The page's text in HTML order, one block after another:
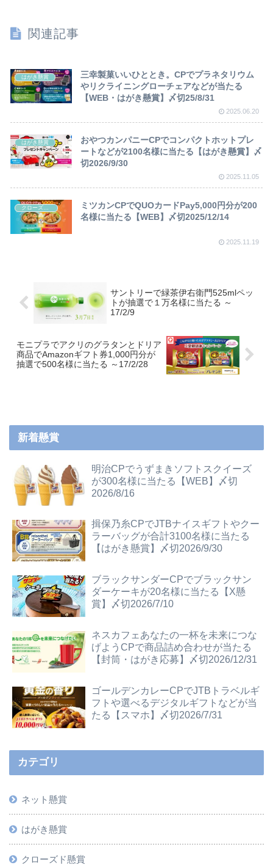
関連記事
はがき懸賞
三幸製菓いいひととき。CPでプラネタリウム
やリクライニングローチェアなどが当たる
【WEB・はがき懸賞】〆切25/8/31
2025.06.20
はがき懸賞
おやつカンパニーCPでコンパクトホットプレ
ートなどが2100名様に当たる【はがき懸賞】〆
切2026/9/30
2025.11.05
ミツカンCPでQUOカードPay5,000円分が200
名様に当たる【WEB】〆切2025/12/14
2025.11.19
サントリーで緑茶伊右衛門525mlペッ
トが抽選で１万名様に当たる ～
17/2/9
モニプラでアクリのグラタンとドリア
商品でAmazonギフト券1,000円分が
抽選で500名様に当たる ～17/2/28
新着懸賞
明治CPでうずまきソフトスクイーズ
が300名様に当たる【WEB】〆切
2026/8/16
揖保乃糸CPでJTBナイスギフトやクー
ラーバッグが合計3100名様に当たる
【はがき懸賞】〆切2026/9/30
ブラックサンダーCPでブラックサン
ダーケーキが20名様に当たる【X懸
賞】〆切2026/7/10
ネスカフェあなたの一杯を未来につな
げようCPで商品詰め合わせが当たる
【封筒・はがき応募】〆切2026/12/31
ゴールデンカレーCPでJTBトラベルギ
フトや選べるデジタルギフトなどが当
たる【スマホ】〆切2026/7/31
カテゴリ
ネット懸賞
はがき懸賞
クローズド懸賞